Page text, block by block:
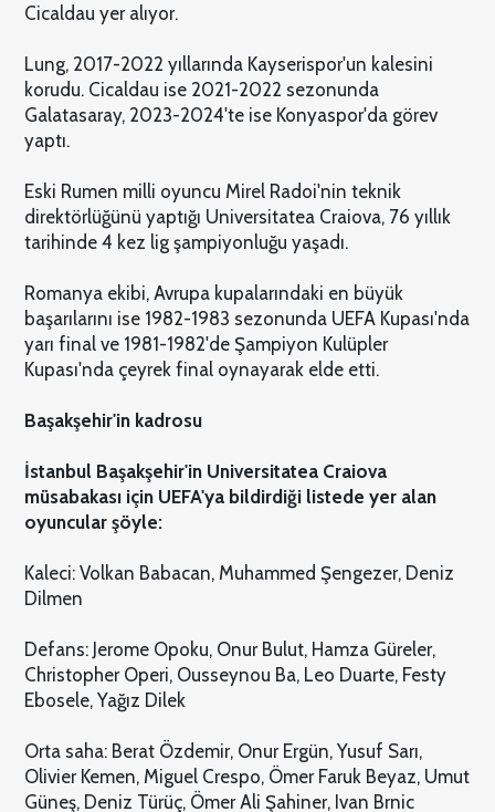
Cicaldau yer alıyor.
Lung, 2017-2022 yıllarında Kayserispor'un kalesini
korudu. Cicaldau ise 2021-2022 sezonunda
Galatasaray, 2023-2024'te ise Konyaspor'da görev
yaptı.
Eski Rumen milli oyuncu Mirel Radoi'nin teknik
direktörlüğünü yaptığı Universitatea Craiova, 76 yıllık
tarihinde 4 kez lig şampiyonluğu yaşadı.
Romanya ekibi, Avrupa kupalarındaki en büyük
başarılarını ise 1982-1983 sezonunda UEFA Kupası'nda
yarı final ve 1981-1982'de Şampiyon Kulüpler
Kupası'nda çeyrek final oynayarak elde etti.
Başakşehir'in kadrosu
İstanbul Başakşehir'in Universitatea Craiova
müsabakası için UEFA'ya bildirdiği listede yer alan
oyuncular şöyle:
Kaleci: Volkan Babacan, Muhammed Şengezer, Deniz
Dilmen
Defans: Jerome Opoku, Onur Bulut, Hamza Güreler,
Christopher Operi, Ousseynou Ba, Leo Duarte, Festy
Ebosele, Yağız Dilek
Orta saha: Berat Özdemir, Onur Ergün, Yusuf Sarı,
Olivier Kemen, Miguel Crespo, Ömer Faruk Beyaz, Umut
Güneş, Deniz Türüç, Ömer Ali Şahiner, Ivan Brnic